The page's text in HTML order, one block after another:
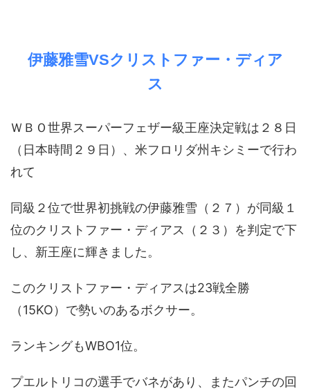
伊藤雅雪VSクリストファー・ディア
ス
ＷＢＯ世界スーパーフェザー級王座決定戦は２８日
（日本時間２９日）、米フロリダ州キシミーで行わ
れて
同級２位で世界初挑戦の伊藤雅雪（２７）が同級１
位のクリストファー・ディアス（２３）を判定で下
し、新王座に輝きました。
このクリストファー・ディアスは23戦全勝
（15KO）で勢いのあるボクサー。
ランキングもWBO1位。
プエルトリコの選手でバネがあり、またパンチの回